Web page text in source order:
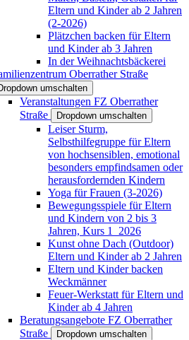
Eltern und Kinder ab 2 Jahren
(2-2026)
Plätzchen backen für Eltern
und Kinder ab 3 Jahren
In der Weihnachtsbäckerei
Oberrather Straße
umschalten
Veranstaltungen FZ Oberrather
Straße
Dropdown umschalten
Leiser Sturm,
Selbsthilfegruppe für Eltern
von hochsensiblen, emotional
besonders empfindsamen oder
herausfordernden Kindern
Yoga für Frauen (3-2026)
Bewegungsspiele für Eltern
und Kindern von 2 bis 3
Jahren, Kurs 1_2026
Kunst ohne Dach (Outdoor)
Eltern und Kinder ab 2 Jahren
Eltern und Kinder backen
Weckmänner
Feuer-Werkstatt für Eltern und
Kinder ab 4 Jahren
Beratungsangebote FZ Oberrather
Straße
Dropdown umschalten